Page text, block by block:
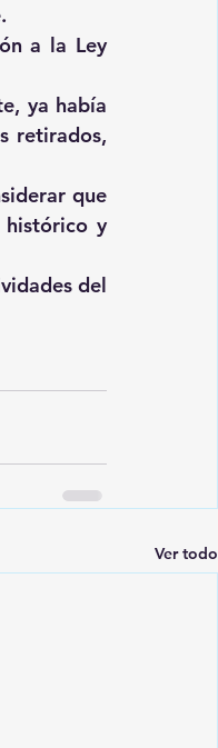
a la Ley
ya había
retirados,
que
y
del
Ver todo